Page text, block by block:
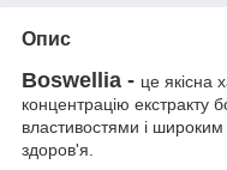
Опис
Boswellia - це якісна
концентрацію екстракту
властивостями і
здоров'я.